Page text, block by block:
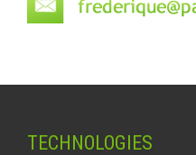
TECHNOLOGIES